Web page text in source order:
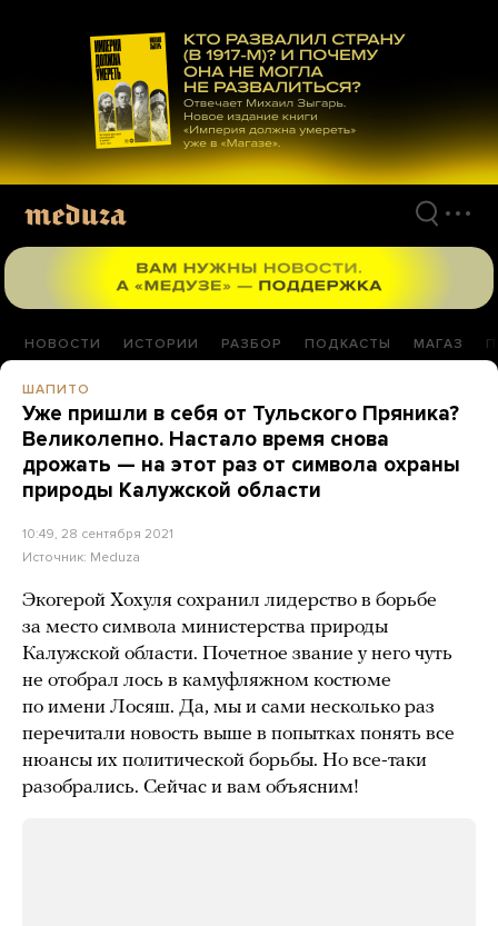
материалам
НОВОСТИ ИСТОРИИ РАЗБОР ПОДКАСТЫ МАГАЗ
ШАПИТО
Уже пришли в себя от Тульского Пряника?
Великолепно. Настало время снова
дрожать — на этот раз от символа охраны
природы Калужской области
10:49, 28 сентября 2021
Источник: Meduza
Экогерой Хохуля сохранил лидерство в борьбе
за место символа министерства природы
Калужской области. Почетное звание у него чуть
не отобрал лось в камуфляжном костюме
по имени Лосяш. Да, мы и сами несколько раз
перечитали новость выше в попытках понять все
нюансы их политической борьбы. Но все-таки
разобрались. Сейчас и вам объясним!